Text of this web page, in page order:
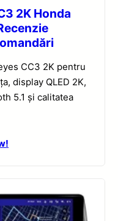
2K Honda
CC3 2K pentru
display QLED 2K,
5.1 și calitatea